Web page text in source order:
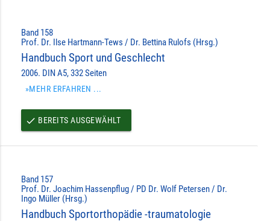
Band 158
Prof. Dr. Ilse Hartmann-Tews / Dr. Bettina Rulofs (Hrsg.)
Handbuch Sport und Geschlecht
2006. DIN A5, 332 Seiten
»MEHR ERFAHREN ...
done BEREITS AUSGEWÄHLT
Band 157
Prof. Dr. Joachim Hassenpflug / PD Dr. Wolf Petersen / Dr.
Ingo Müller (Hrsg.)
Handbuch Sportorthopädie -traumatologie